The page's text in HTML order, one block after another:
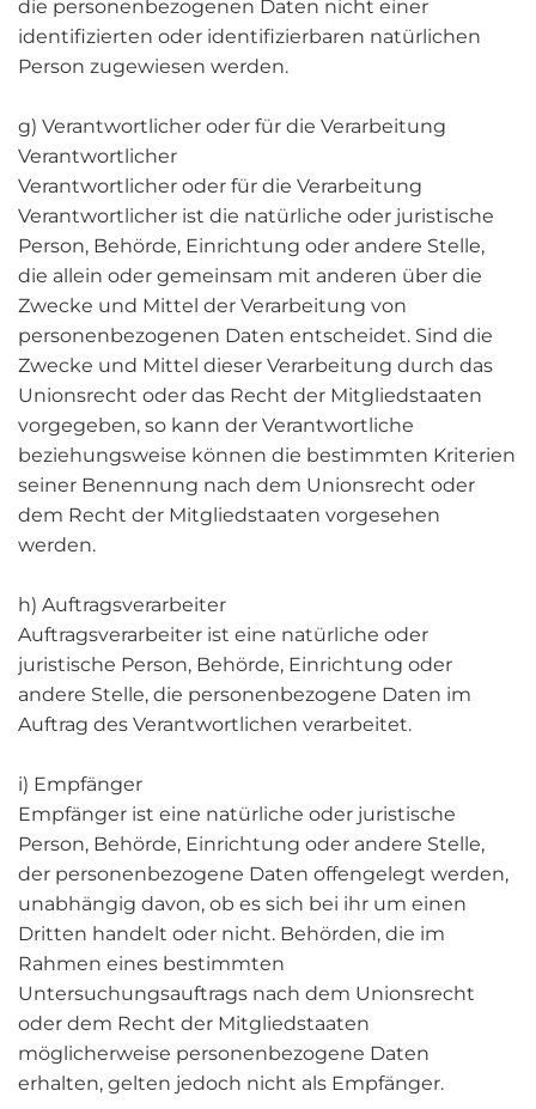
die personenbezogenen Daten nicht einer
identifizierten oder identifizierbaren natürlichen
Person zugewiesen werden.
g) Verantwortlicher oder für die Verarbeitung
Verantwortlicher
Verantwortlicher oder für die Verarbeitung
Verantwortlicher ist die natürliche oder juristische
Person, Behörde, Einrichtung oder andere Stelle,
die allein oder gemeinsam mit anderen über die
Zwecke und Mittel der Verarbeitung von
personenbezogenen Daten entscheidet. Sind die
Zwecke und Mittel dieser Verarbeitung durch das
Unionsrecht oder das Recht der Mitgliedstaaten
vorgegeben, so kann der Verantwortliche
beziehungsweise können die bestimmten Kriterien
seiner Benennung nach dem Unionsrecht oder
dem Recht der Mitgliedstaaten vorgesehen
werden.
h) Auftragsverarbeiter
Auftragsverarbeiter ist eine natürliche oder
juristische Person, Behörde, Einrichtung oder
andere Stelle, die personenbezogene Daten im
Auftrag des Verantwortlichen verarbeitet.
i) Empfänger
Empfänger ist eine natürliche oder juristische
Person, Behörde, Einrichtung oder andere Stelle,
der personenbezogene Daten offengelegt werden,
unabhängig davon, ob es sich bei ihr um einen
Dritten handelt oder nicht. Behörden, die im
Rahmen eines bestimmten
Untersuchungsauftrags nach dem Unionsrecht
oder dem Recht der Mitgliedstaaten
möglicherweise personenbezogene Daten
erhalten, gelten jedoch nicht als Empfänger.